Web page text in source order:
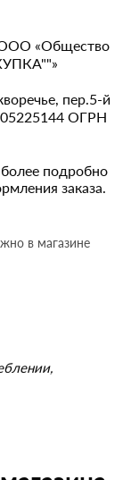
«Общество
пер.5-й
ОГРН
подробно
заказа.
в магазине